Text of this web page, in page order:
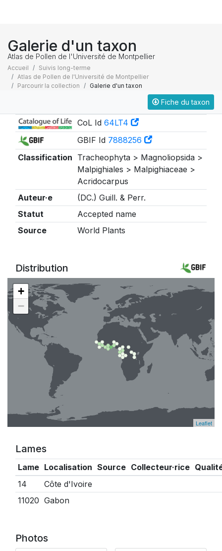
Galerie d'un taxon
Atlas de Pollen de l'Université de Montpellier
Accueil
Suivis long-terme
Atlas de Pollen de l'Université de Montpellier
Parcourir la collection
Galerie d'un taxon
Fiche du taxon
CoL Id 64LT4
GBIF Id 7888256
Classification Tracheophyta > Magnoliopsida >
Malpighiales > Malpighiaceae >
Acridocarpus
Auteur·e
(DC.) Guill. & Perr.
Statut
Accepted name
Source
World Plants
Distribution
+
−
Leaflet
Lames
Lame Localisation Source Collecteur·rice
14
Côte d'Ivoire
11020 Gabon
Photos